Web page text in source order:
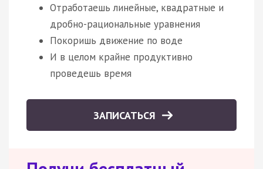
Отработаешь линейные, квадратные и
дробно-рациональные уравнения
Покоришь движение по воде
И в целом крайне продуктивно
проведешь время
ЗАПИСАТЬСЯ